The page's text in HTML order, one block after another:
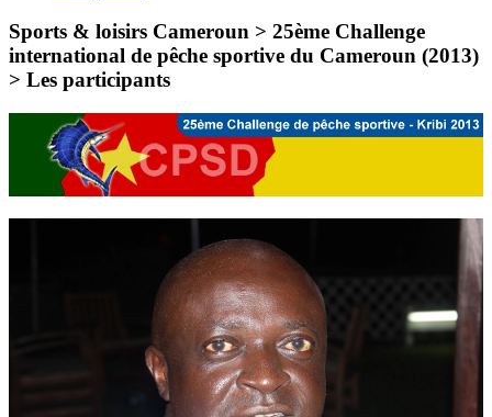
Sports & loisirs Cameroun > 25ème Challenge
international de pêche sportive du Cameroun (2013)
> Les participants